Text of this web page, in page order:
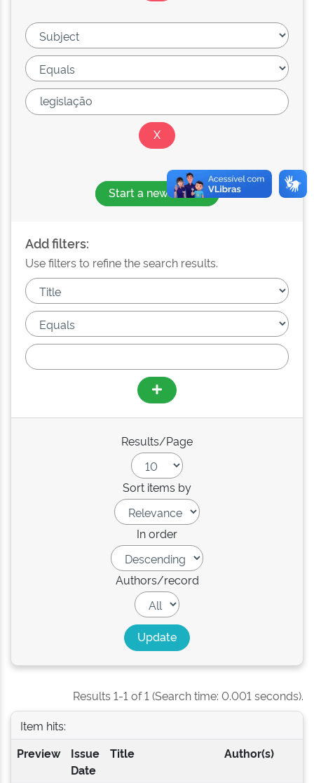
Start a new search
Add filters:
Use filters to refine the search results.
Results/Page
Sort items by
In order
Authors/record
Results 1-1 of 1 (Search time: 0.001 seconds).
Item hits:
Preview
Issue
Date
Title Author(s)